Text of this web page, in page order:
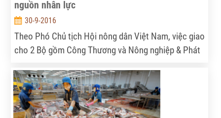
nguồn nhân lực
30-9-2016
Theo Phó Chủ tịch Hội nông dân Việt Nam, việc giao
cho 2 Bộ gồm Công Thương và Nông nghiệp & Phát
lãng phí nguồn nhân lực, chồng chéo trong quản lý,
gây phiền hà cho địa phương, doanh nghiệp sản
xuất.